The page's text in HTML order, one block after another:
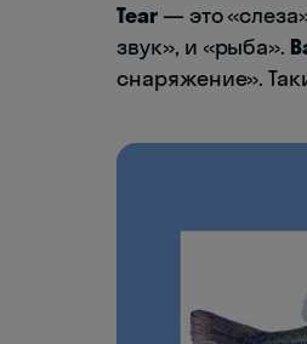
Tear— это
звук», и «рыба».
снаряжение».